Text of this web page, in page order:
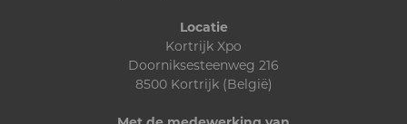
Locatie
Kortrijk Xpo
Doorniksesteenweg 216
8500 Kortrijk (België)